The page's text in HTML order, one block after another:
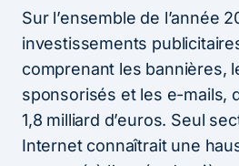
Sur l’ensemble de l’année
investissements
comprenant les bannières,
sponsorisés et les e-mails,
1,8 milliard d’euros. Seul
Internet connaîtrait une